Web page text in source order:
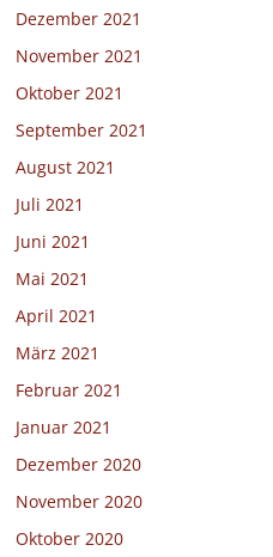
Dezember 2021
November 2021
Oktober 2021
September 2021
August 2021
Juli 2021
Juni 2021
Mai 2021
April 2021
März 2021
Februar 2021
Januar 2021
Dezember 2020
November 2020
Oktober 2020